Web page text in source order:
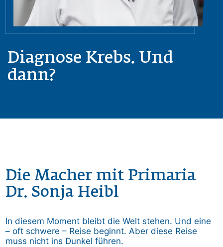
Diagnose Krebs. Und
dann?
Die Macher mit Primaria
Dr. Sonja Heibl
In diesem Moment bleibt die Welt stehen. Und eine
– oft schwere – Reise beginnt. Aber diese Reise
muss nicht ins Dunkel führen.